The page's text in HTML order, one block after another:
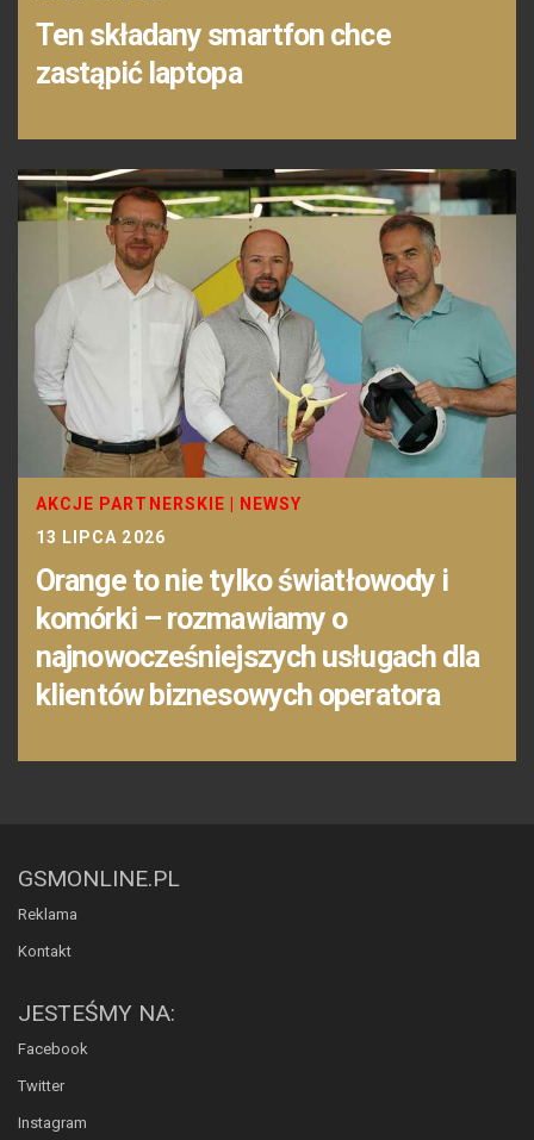
Ten składany smartfon chce
zastąpić laptopa
AKCJE PARTNERSKIE
NEWSY
13 LIPCA 2026
Orange to nie tylko światłowody i
komórki – rozmawiamy o
najnowocześniejszych usługach dla
klientów biznesowych operatora
GSMONLINE.PL
Reklama
Kontakt
JESTEŚMY NA:
Facebook
Twitter
Instagram